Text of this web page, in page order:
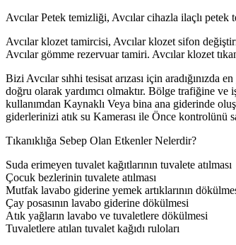
Avcılar Petek temizliği, Avcılar cihazla ilaçlı petek
Avcılar klozet tamircisi, Avcılar klozet sifon
Avcılar gömme rezervuar tamiri. Avcılar klozet
Bizi Avcılar sıhhi tesisat arızası için
doğru olarak yardımcı olmaktır. Bölge trafiğine ve
kullanımdan Kaynaklı Veya bina ana giderinde
giderlerinizi atık su Kamerası ile Önce kontrolünü
Tıkanıklığa Sebep Olan Etkenler Nelerdir?
Suda erimeyen tuvalet kağıtlarının tuvalete atılması
Çocuk bezlerinin tuvalete atılması
Mutfak lavabo giderine yemek artıklarının
Çay posasının lavabo giderine dökülmesi
Atık yağların lavabo ve tuvaletlere dökülmesi
Tuvaletlere atılan tuvalet kağıdı ruloları